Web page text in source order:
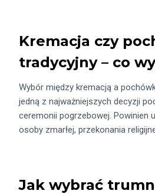
Kremacja czy
tradycyjny – co
Wybór między kremacją a
jedną z najważniejszych decyzji
ceremonii pogrzebowej. Powinien
osoby zmarłej, przekonania
Jak wybrać